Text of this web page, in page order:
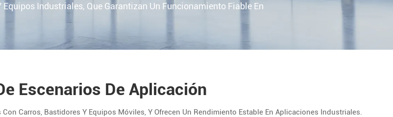
Industriales, Que Garantizan Un Funcionamiento Fiable En
Escenarios De Aplicación
Carros, Bastidores Y Equipos Móviles, Y Ofrecen Un Rendimiento Estable En Aplicaciones Industriales.